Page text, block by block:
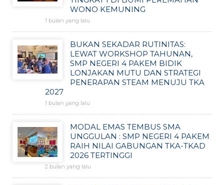
WONO KEMUNING
1 bulan yang lalu
BUKAN SEKADAR RUTINITAS:
LEWAT WORKSHOP TAHUNAN,
SMP NEGERI 4 PAKEM BIDIK
LONJAKAN MUTU DAN STRATEGI
PENERAPAN STEAM MENUJU TKA
2027
1 bulan yang lalu
MODAL EMAS TEMBUS SMA
UNGGULAN : SMP NEGERI 4 PAKEM
RAIH NILAI GABUNGAN TKA-TKAD
2026 TERTINGGI
2 bulan yang lalu